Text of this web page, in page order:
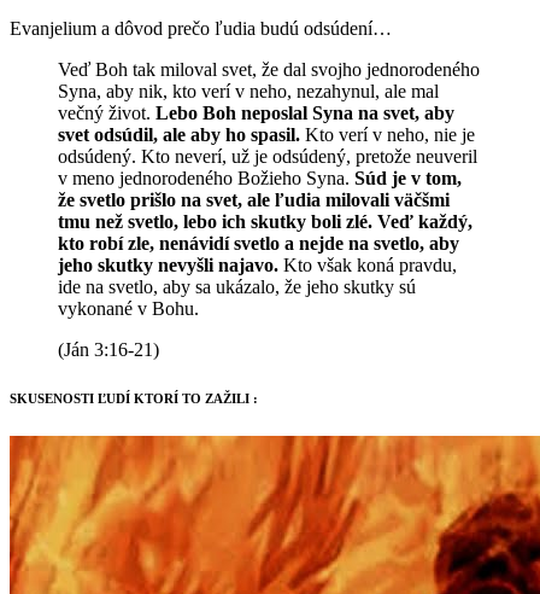
Evanjelium a dôvod prečo ľudia budú odsúdení…
Veď Boh tak miloval svet, že dal svojho jednorodeného
Syna, aby nik, kto verí v neho, nezahynul, ale mal
večný život. Lebo Boh neposlal Syna na svet, aby
svet odsúdil, ale aby ho spasil. Kto verí v neho, nie je
odsúdený. Kto neverí, už je odsúdený, pretože neuveril
v meno jednorodeného Božieho Syna. Súd je v tom,
že svetlo prišlo na svet, ale ľudia milovali väčšmi
tmu než svetlo, lebo ich skutky boli zlé. Veď každý,
kto robí zle, nenávidí svetlo a nejde na svetlo, aby
jeho skutky nevyšli najavo. Kto však koná pravdu,
ide na svetlo, aby sa ukázalo, že jeho skutky sú
vykonané v Bohu.
(Ján 3:16-21)
SKUSENOSTI ĽUDÍ KTORÍ TO ZAŽILI :